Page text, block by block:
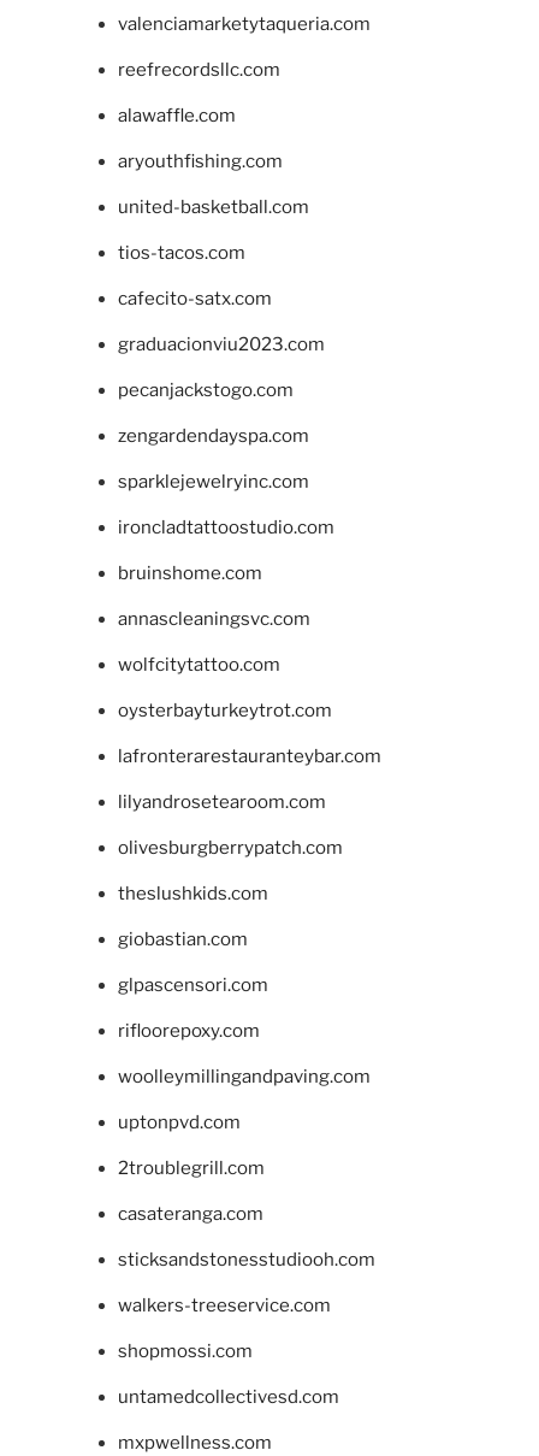
valenciamarketytaqueria.com
reefrecordsllc.com
alawaffle.com
aryouthfishing.com
united-basketball.com
tios-tacos.com
cafecito-satx.com
graduacionviu2023.com
pecanjackstogo.com
zengardendayspa.com
sparklejewelryinc.com
ironcladtattoostudio.com
bruinshome.com
annascleaningsvc.com
wolfcitytattoo.com
oysterbayturkeytrot.com
lafronterarestauranteybar.com
lilyandrosetearoom.com
olivesburgberrypatch.com
theslushkids.com
giobastian.com
glpascensori.com
rifloorepoxy.com
woolleymillingandpaving.com
uptonpvd.com
2troublegrill.com
casateranga.com
sticksandstonesstudiooh.com
walkers-treeservice.com
shopmossi.com
untamedcollectivesd.com
mxpwellness.com